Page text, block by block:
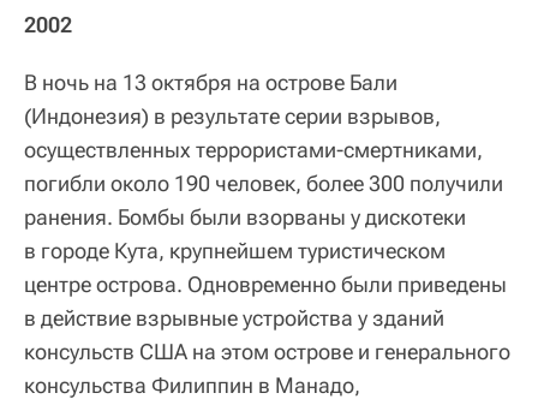
2002
В ночь на 13 октября на острове Бали
(Индонезия) в результате серии взрывов,
осуществленных террористами-смертниками,
погибли около 190 человек, более 300 получили
ранения. Бомбы были взорваны у дискотеки
в городе Кута, крупнейшем туристическом
центре острова. Одновременно были приведены
в действие взрывные устройства у зданий
консульств США на этом острове и генерального
консульства Филиппин в Манадо,